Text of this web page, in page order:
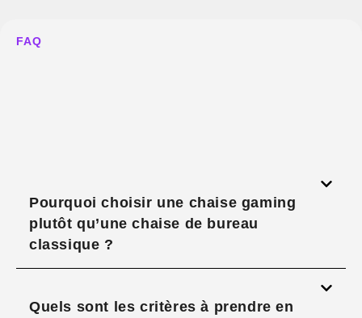
FAQ
Pourquoi choisir une chaise gaming
plutôt qu’une chaise de bureau
classique ?
Quels sont les critères à prendre en